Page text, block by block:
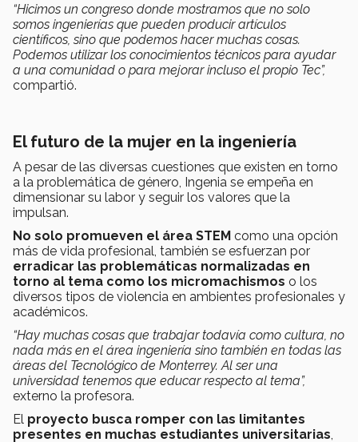
“Hicimos un congreso donde mostramos que no solo
somos ingenierías que pueden producir artículos
científicos, sino que podemos hacer muchas cosas.
Podemos utilizar los conocimientos técnicos para ayudar
a una comunidad o para mejorar incluso el propio Tec”,
compartió.
El futuro de la mujer en la ingeniería
A pesar de las diversas cuestiones que existen en torno
a la problemática de género, Ingenia se empeña en
dimensionar su labor y seguir los valores que la
impulsan.
No solo promueven el área STEM como una opción
más de vida profesional, también se esfuerzan por
erradicar las problemáticas normalizadas en
torno al tema como los micromachismos o los
diversos tipos de violencia en ambientes profesionales y
académicos.
“Hay muchas cosas que trabajar todavía como cultura, no
nada más en el área ingeniería sino también en todas las
áreas del Tecnológico de Monterrey. Al ser una
universidad tenemos que educar respecto al tema”,
externo la profesora.
El proyecto busca romper con las limitantes
presentes en muchas estudiantes universitarias